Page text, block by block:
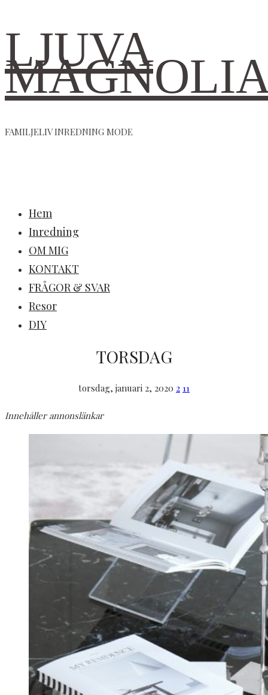
LJUVA
FAMILJELIV INREDNING MODE
Hem
Inredning
OM MIG
KONTAKT
FRÅGOR & SVAR
Resor
DIY
TORSDAG
torsdag, januari 2, 2020 2 11
Innehåller annonslänkar